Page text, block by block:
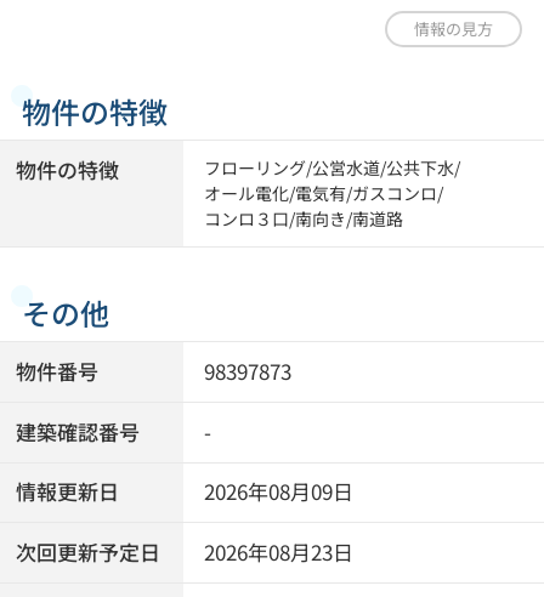
情報の見方
物件の特徴
物件の特徴 フローリング/公営水道/公共下水/
オール電化/電気有/ガスコンロ/
コンロ３口/南向き/南道路
その他
物件番号 98397873
建築確認番号 -
情報更新日 2026年08月09日
次回更新予定日 2026年08月23日